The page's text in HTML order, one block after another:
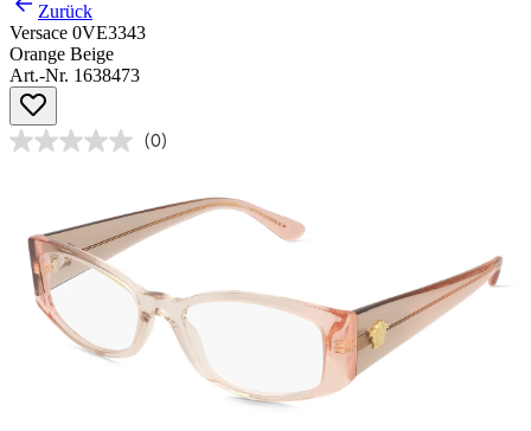
Zurück
Versace 0VE3343
Orange Beige
Art.-Nr. 1638473
(0)